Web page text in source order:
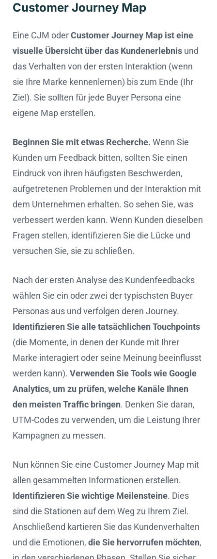
Customer Journey Map
Eine CJM oderCustomer Journey Map ist eine
visuelle Übersicht über das Kundenerlebnis und
das Verhalten von der ersten Interaktion (wenn
sie Ihre Marke kennenlernen) bis zum Ende (Ihr
Ziel). Sie sollten für jede Buyer Persona eine
eigene Map erstellen.
Beginnen Sie mit etwas Recherche. Wenn Sie
Kunden um Feedback bitten, sollten Sie einen
Eindruck von ihren häufigsten Beschwerden,
aufgetretenen Problemen und der Interaktion mit
dem Unternehmen erhalten. So sehen Sie, was
verbessert werden kann. Wenn Kunden dieselben
Fragen stellen, identifizieren Sie die Lücke und
versuchen Sie, sie zu schließen.
Nach der ersten Analyse des Kundenfeedbacks
wählen Sie ein oder zwei der typischsten Buyer
Personas aus und verfolgen deren Journey.
Identifizieren Sie alle tatsächlichen Touchpoints
(die Momente, in denen der Kunde mit Ihrer
Marke interagiert oder seine Meinung beeinflusst
werden kann). Verwenden Sie Tools wie Google
Analytics, um zu prüfen, welche Kanäle Ihnen
den meisten Traffic bringen. Denken Sie daran,
UTM-Codes zu verwenden, um die Leistung Ihrer
Kampagnen zu messen.
Nun können Sie eine Customer Journey Map mit
allen gesammelten Informationen erstellen.
Identifizieren Sie wichtige Meilensteine. Dies
sind die Stationen auf dem Weg zu Ihrem Ziel.
Anschließend kartieren Sie das Kundenverhalten
und die Emotionen, die Sie hervorrufen möchten,